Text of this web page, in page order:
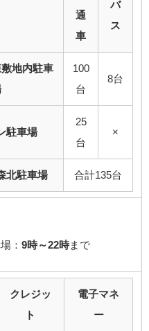
通
車
バ
ス
地内駐車
100
台
8台
駐車場
25
台
×
北駐車場 合計135台
： 9時～22時まで
クレジッ
ト
電子マネ
ー